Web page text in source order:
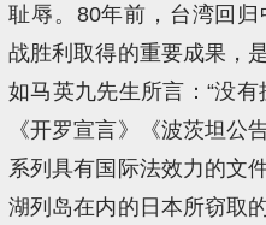
耻辱。80年前，台湾回
战胜利取得的重要成果，
如马英九先生所言：“没
《开罗宣言》《波茨坦公
系列具有国际法效力的文
湖列岛在内的日本所窃取